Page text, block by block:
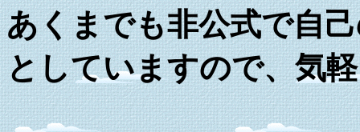
あくまでも非公式で自
としていますので、気